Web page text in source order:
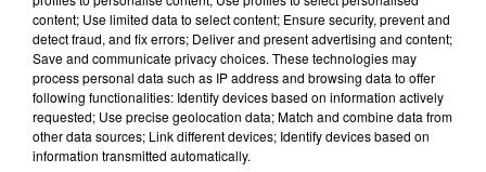
plaine Haute-Saônoise, 55km de plat sans grandes
difficultés.La seconde (82km) se veut plus vallonnée
avec l’ascension des Forges, des Milles Etangs et de la
Chevestraye.Pour arriver à la troisième et dernière
partie, très pentue, avec la montée finale de La
Planche des Belles-Filles (5.8km à 8.5%), où est jugée
content; Use limited data to select content; Ensure security, prevent and
detect fraud, and fix errors; Deliver and present advertising and content;
Save and communicate privacy choices. These technologies may
process personal data such as IP address and browsing data to offer
following functionalities: Identify devices based on information actively
requested; Use precise geolocation data; Match and combine data from
other data sources; Link different devices; Identify devices based on
information transmitted automatically.